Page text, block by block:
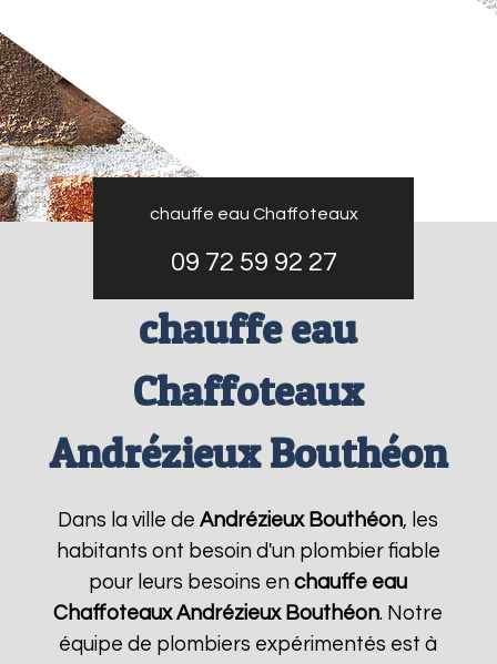
chauffe eau Chaffoteaux
09 72 59 92 27
chauffe eau
Chaffoteaux
Andrézieux Bouthéon
Dans la ville deAndrézieux Bouthéon, les
habitants ont besoin d'un plombier fiable
pour leurs besoins enchauffe eau
Chaffoteaux Andrézieux Bouthéon. Notre
équipe de plombiers expérimentés est à